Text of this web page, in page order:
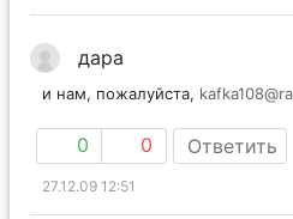
дара
и нам, пожалуйста,
0 0 Ответить
27.12.09 12:51